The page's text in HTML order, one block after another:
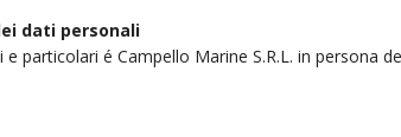
dati personali
particolari é Campello Marine S.R.L. in persona